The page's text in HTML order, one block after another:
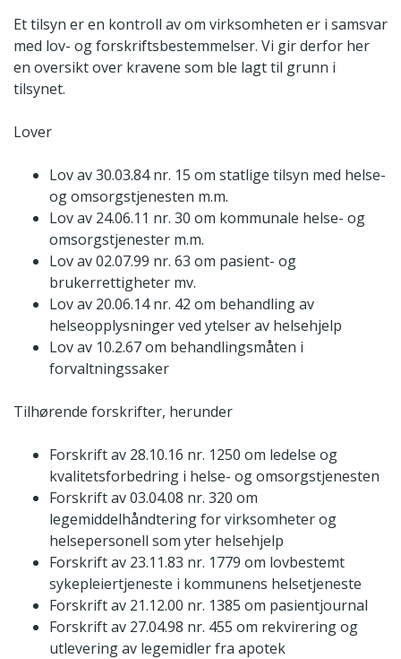
Et tilsyn er en kontroll av om virksomheten er i samsvar
med lov- og forskriftsbestemmelser. Vi gir derfor her
en oversikt over kravene som ble lagt til grunn i
tilsynet.
Lover
Lov av 30.03.84 nr. 15 om statlige tilsyn med helse-
og omsorgstjenesten m.m.
Lov av 24.06.11 nr. 30 om kommunale helse- og
omsorgstjenester m.m.
Lov av 02.07.99 nr. 63 om pasient- og
brukerrettigheter mv.
Lov av 20.06.14 nr. 42 om behandling av
helseopplysninger ved ytelser av helsehjelp
Lov av 10.2.67 om behandlingsmåten i
forvaltningssaker
Tilhørende forskrifter, herunder
Forskrift av 28.10.16 nr. 1250 om ledelse og
kvalitetsforbedring i helse- og omsorgstjenesten
Forskrift av 03.04.08 nr. 320 om
legemiddelhåndtering for virksomheter og
helsepersonell som yter helsehjelp
Forskrift av 23.11.83 nr. 1779 om lovbestemt
sykepleiertjeneste i kommunens helsetjeneste
Forskrift av 21.12.00 nr. 1385 om pasientjournal
Forskrift av 27.04.98 nr. 455 om rekvirering og
utlevering av legemidler fra apotek